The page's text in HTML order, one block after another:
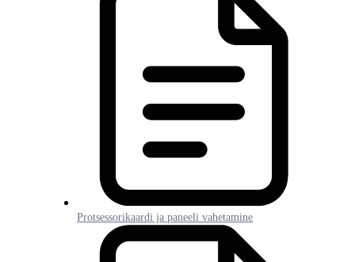
Protsessorikaardi ja paneeli vahetamine